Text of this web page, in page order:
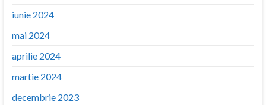
iunie 2024
mai 2024
aprilie 2024
martie 2024
decembrie 2023